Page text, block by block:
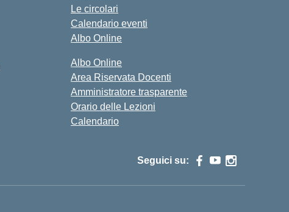
Le circolari
Calendario eventi
Albo Online
Albo Online
Area Riservata Docenti
Amministratore trasparente
Orario delle Lezioni
Calendario
Seguici su: